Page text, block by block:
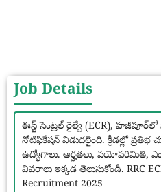
Job Details
ఈస్ట్ సెంట్రల్ రైల్వే (ECR), హజీపూర్‌లో
నోటిఫికేషన్ విడుదలైంది. క్రీడల్లో ప్రతిభ
ఉద్యోగాలు. అర్హతలు, వయోపరిమితి,
వివరాలు ఇక్కడ తెలుసుకోండి. RRC
Recruitment 2025